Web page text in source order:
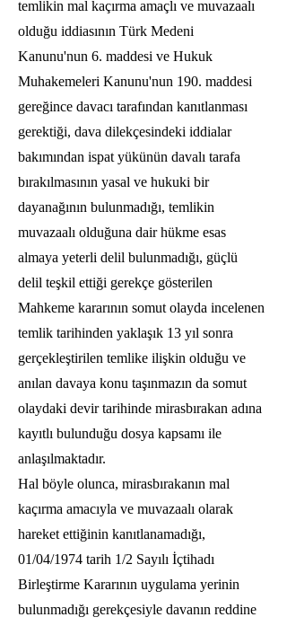
temlikin mal kaçırma amaçlı ve muvazaalı
olduğu iddiasının Türk Medeni
Kanunu'nun 6. maddesi ve Hukuk
Muhakemeleri Kanunu'nun 190. maddesi
gereğince davacı tarafından kanıtlanması
gerektiği, dava dilekçesindeki iddialar
bakımından ispat yükünün davalı tarafa
bırakılmasının yasal ve hukuki bir
dayanağının bulunmadığı, temlikin
muvazaalı olduğuna dair hükme esas
almaya yeterli delil bulunmadığı, güçlü
delil teşkil ettiği gerekçe gösterilen
Mahkeme kararının somut olayda incelenen
temlik tarihinden yaklaşık 13 yıl sonra
gerçekleştirilen temlike ilişkin olduğu ve
anılan davaya konu taşınmazın da somut
olaydaki devir tarihinde mirasbırakan adına
kayıtlı bulunduğu dosya kapsamı ile
anlaşılmaktadır.
Hal böyle olunca, mirasbırakanın mal
kaçırma amacıyla ve muvazaalı olarak
hareket ettiğinin kanıtlanamadığı,
01/04/1974 tarih 1/2 Sayılı İçtihadı
Birleştirme Kararının uygulama yerinin
bulunmadığı gerekçesiyle davanın reddine